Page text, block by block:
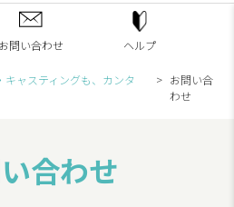
お問い合わせ ヘルプ
キャスティングも、カンタ
お問い合
わせ
合わせ